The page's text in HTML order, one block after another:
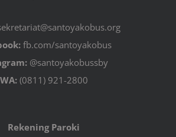
fb.com/santoyakobus
@santoyakobussby
WA:(0811) 921-2800
Rekening Paroki